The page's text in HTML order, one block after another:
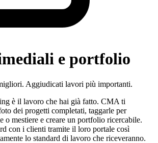
e portfolio
Aggiudicati lavori più importanti.
è il lavoro che hai già fatto. CMA ti
dei progetti completati, taggarle per
o mestiere e creare un portfolio ricercabile.
con i clienti tramite il loro portale così
lo standard di lavoro che riceveranno.